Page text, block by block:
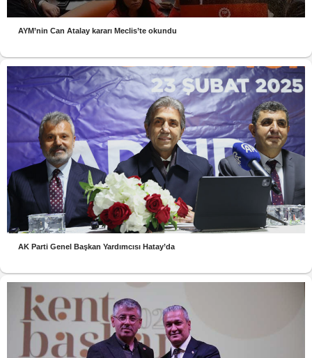
AYM’nin Can Atalay kararı Meclis’te okundu
AK Parti Genel Başkan Yardımcısı Hatay’da